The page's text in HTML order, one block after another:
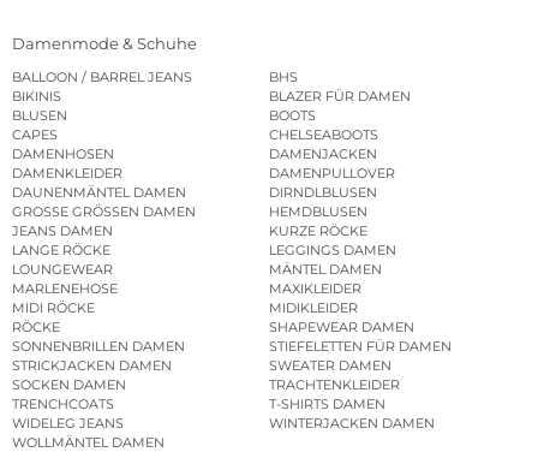
Damenmode & Schuhe
BALLOON / BARREL JEANS
BHS
BIKINIS
BLAZER FÜR DAMEN
BLUSEN
BOOTS
CAPES
CHELSEABOOTS
DAMENHOSEN
DAMENJACKEN
DAMENKLEIDER
DAMENPULLOVER
DAUNENMÄNTEL DAMEN
DIRNDLBLUSEN
GROSSE GRÖSSEN DAMEN
HEMDBLUSEN
JEANS DAMEN
KURZE RÖCKE
LANGE RÖCKE
LEGGINGS DAMEN
LOUNGEWEAR
MÄNTEL DAMEN
MARLENEHOSE
MAXIKLEIDER
MIDI RÖCKE
MIDIKLEIDER
RÖCKE
SHAPEWEAR DAMEN
SONNENBRILLEN DAMEN
STIEFELETTEN FÜR DAMEN
STRICKJACKEN DAMEN
SWEATER DAMEN
SOCKEN DAMEN
TRACHTENKLEIDER
TRENCHCOATS
T-SHIRTS DAMEN
WIDELEG JEANS
WINTERJACKEN DAMEN
WOLLMÄNTEL DAMEN